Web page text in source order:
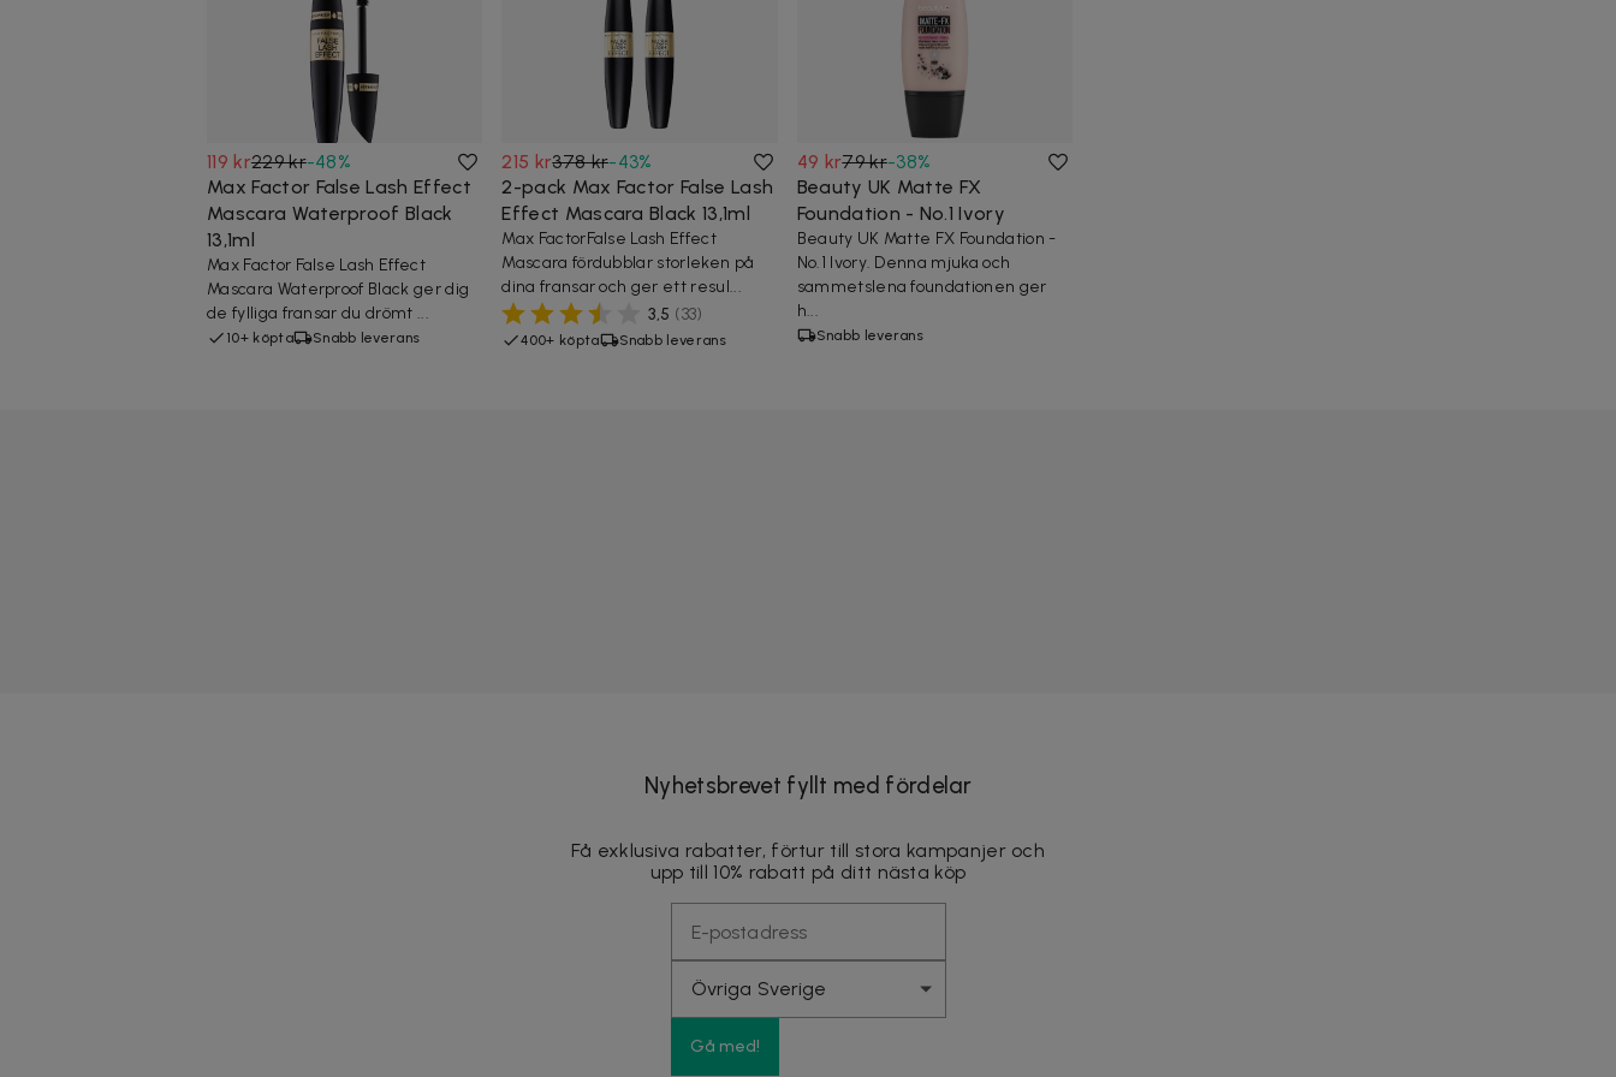
119 kr229 kr-48%
Max Factor False Lash Effect
Mascara Waterproof Black
13,1ml
Max Factor False Lash Effect
Mascara Waterproof Black ger dig
de fylliga fransar du drömt ...
10+ köpta Snabb leverans
215 kr378 kr-43%
2-pack Max Factor False Lash
Effect Mascara Black 13,1ml
Max FactorFalse Lash Effect
Mascara fördubblar storleken på
dina fransar och ger ett resul...
3,5 (33)
400+ köpta Snabb leverans
49 kr79 kr-38%
Beauty UK Matte FX
Foundation - No.1 Ivory
Beauty UK Matte FX Foundation -
No.1 Ivory. Denna mjuka och
sammetslena foundationen ger
h...
Snabb leverans
Nyhetsbrevet fyllt med fördelar
Få exklusiva rabatter, förtur till stora kampanjer och
upp till 10% rabatt på ditt nästa köp
Gå med!